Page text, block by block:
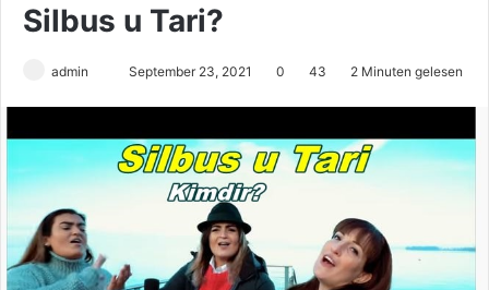
Silbus u Tari?
admin
d
e
s
e
September 23, 2021 0 43 2 Minuten gelesen